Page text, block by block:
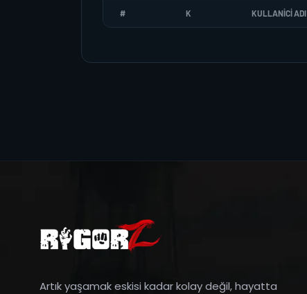
# K KULLANICI ADI
Artık yaşamak eskisi kadar kolay değil, hayatta